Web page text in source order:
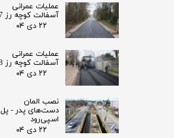
عملیات عمرانی
آسفالت کوچه رز 7
۲۲ دی ۰۴
عملیات عمرانی
آسفالت کوچه رز 8
۲۲ دی ۰۴
نصب المان
دست‌های پدر - پل
اسپی‌رود
۲۲ دی ۰۴